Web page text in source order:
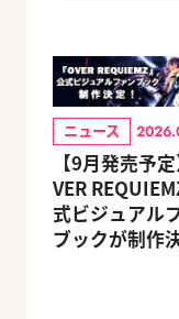
ニュース
【9月発売予
VER
式ビジュアル
ブックが制作